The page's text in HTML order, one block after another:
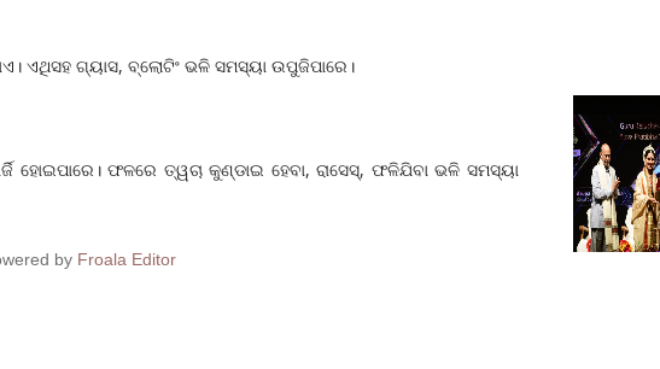
ଏଥିସହ ଗ୍ୟାସ, ବ୍ଲୋଟିଂ ଭଳି ସମସ୍ୟା ଉପୁଜିପାରେ।
ହୋଇପାରେ। ଫଳରେ ତ୍ୱଚା କୁଣ୍ଡାଇ ହେବା, ରାସେସ୍‌, ଫଳିଯିବା ଭଳି ସମସ୍ୟା
by Froala Editor